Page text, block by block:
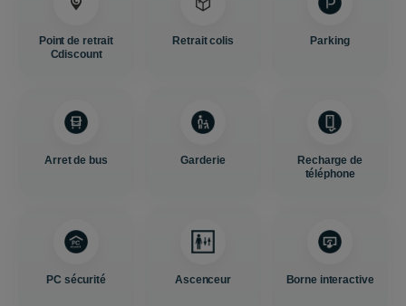
Point de retrait
Cdiscount
Retrait colis Parking
Arret de bus Garderie
Recharge de
téléphone
PC sécurité Ascenceur Borne interactive